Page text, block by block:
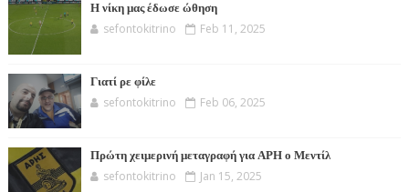
Η νίκη μας έδωσε ώθηση
sefontokitrino Feb 11, 2025
Γιατί ρε φίλε
sefontokitrino Feb 06, 2025
Πρώτη χειμερινή μεταγραφή για ΑΡΗ ο Μεντίλ
sefontokitrino Jan 15, 2025